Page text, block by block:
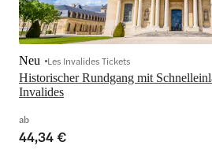
Historischer Rundgang mit
Invalides
Neu Les Invalides Tickets
ab
44,34 €